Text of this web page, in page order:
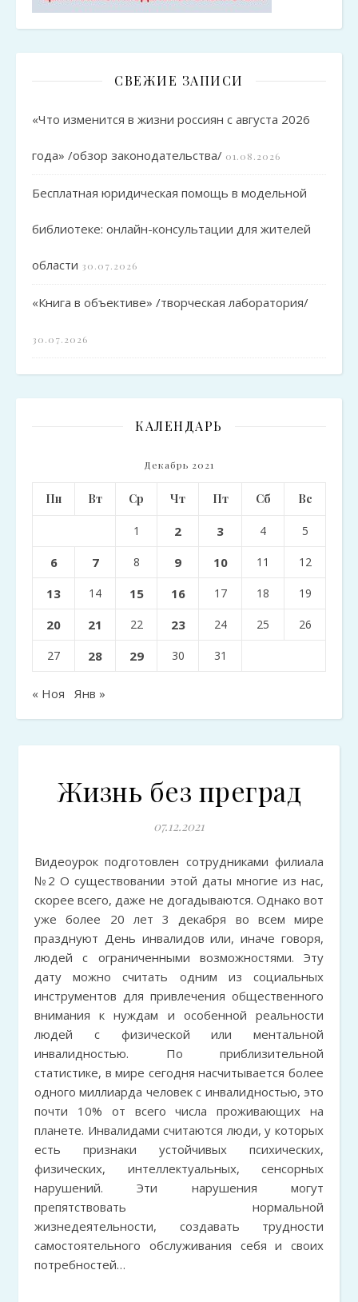
СВЕЖИЕ ЗАПИСИ
«Что изменится в жизни россиян с августа 2026
года» /обзор законодательства/ 01.08.2026
Бесплатная юридическая помощь в модельной
библиотеке: онлайн-консультации для жителей
области 30.07.2026
«Книга в объективе» /творческая лаборатория/
30.07.2026
КАЛЕНДАРЬ
Декабрь 2021
Пн Вт Ср Чт Пт Сб Вс
1 2 3 4 5
6 7 8 9 10 11 12
13 14 15 16 17 18 19
20 21 22 23 24 25 26
27 28 29 30 31
« Ноя Янв »
Жизнь без преград
07.12.2021
Видеоурок подготовлен сотрудниками филиала
№2 О существовании этой даты многие из нас,
скорее всего, даже не догадываются. Однако вот
уже более 20 лет 3 декабря во всем мире
празднуют День инвалидов или, иначе говоря,
людей с ограниченными возможностями. Эту
дату можно считать одним из социальных
инструментов для привлечения общественного
внимания к нуждам и особенной реальности
людей с физической или ментальной
инвалидностью. По приблизительной
статистике, в мире сегодня насчитывается более
одного миллиарда человек с инвалидностью, это
почти 10% от всего числа проживающих на
планете. Инвалидами считаются люди, у которых
есть признаки устойчивых психических,
физических, интеллектуальных, сенсорных
нарушений. Эти нарушения могут
препятствовать нормальной
жизнедеятельности, создавать трудности
самостоятельного обслуживания себя и своих
потребностей…